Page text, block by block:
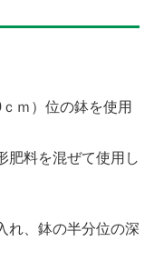
ｍ）位の鉢を使用
肥料を混ぜて使用し
れ、鉢の半分位の深